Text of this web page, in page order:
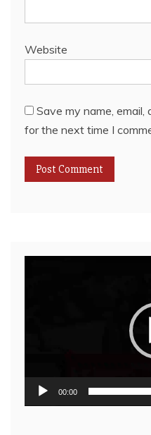
Website
Save my name,
for the next time I
00:00